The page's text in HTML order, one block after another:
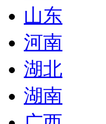
山东
河南
湖北
湖南